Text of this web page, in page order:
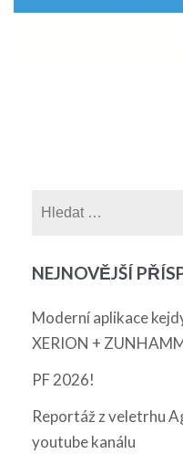
NEJNOVĚJŠÍ
Moderní aplikace
XERION +
PF 2026!
Reportáž z veletrhu
youtube kanálu